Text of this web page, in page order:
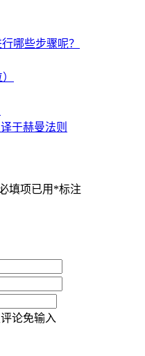
哪些步骤呢？
于赫曼法则
填项已用 *标注
论免输入